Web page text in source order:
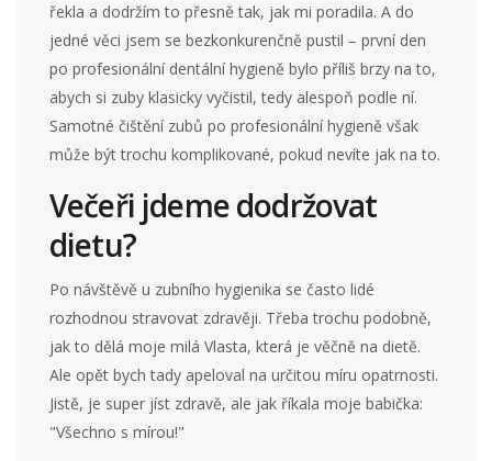
řekla a dodržím to přesně tak, jak mi poradila. A do
jedné věci jsem se bezkonkurenčně pustil – první den
po profesionální dentální hygieně bylo příliš brzy na to,
abych si zuby klasicky vyčistil, tedy alespoň podle ní.
Samotné čištění zubů po profesionální hygieně však
může být trochu komplikované, pokud nevíte jak na to.
Večeři jdeme dodržovat
dietu?
Po návštěvě u zubního hygienika se často lidé
rozhodnou stravovat zdravěji. Třeba trochu podobně,
jak to dělá moje milá Vlasta, která je věčně na dietě.
Ale opět bych tady apeloval na určitou míru opatrnosti.
Jistě, je super jíst zdravě, ale jak říkala moje babička:
"Všechno s mírou!"